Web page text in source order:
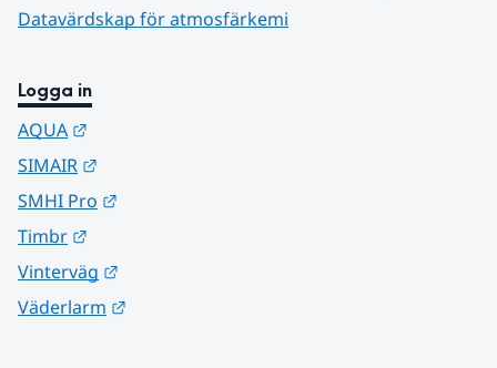
Datavärdskap för atmosfärkemi
Logga in
AQUA
SIMAIR
SMHI Pro
Timbr
Vinterväg
Väderlarm